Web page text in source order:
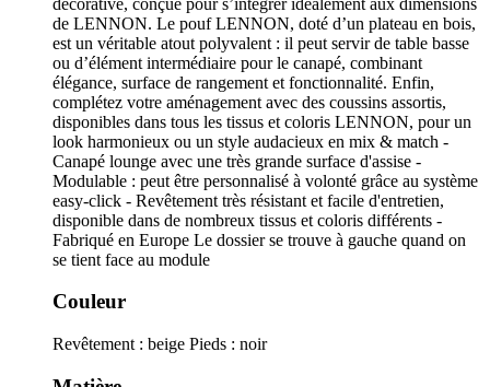
de LENNON. Le pouf LENNON, doté d’un plateau en bois,
est un véritable atout polyvalent : il peut servir de table basse
ou d’élément intermédiaire pour le canapé, combinant
élégance, surface de rangement et fonctionnalité. Enfin,
complétez votre aménagement avec des coussins assortis,
disponibles dans tous les tissus et coloris LENNON, pour un
look harmonieux ou un style audacieux en mix & match -
Canapé lounge avec une très grande surface d'assise -
Modulable : peut être personnalisé à volonté grâce au système
easy-click - Revêtement très résistant et facile d'entretien,
disponible dans de nombreux tissus et coloris différents -
Fabriqué en Europe Le dossier se trouve à gauche quand on
se tient face au module
Couleur
Revêtement : beige Pieds : noir